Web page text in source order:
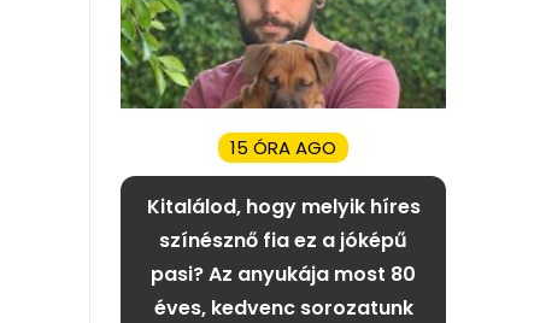
15 ÓRA AGO
Kitalálod, hogy melyik híres
színésznő fia ez a jóképű
pasi? Az anyukája most 80
éves, kedvenc sorozatunk